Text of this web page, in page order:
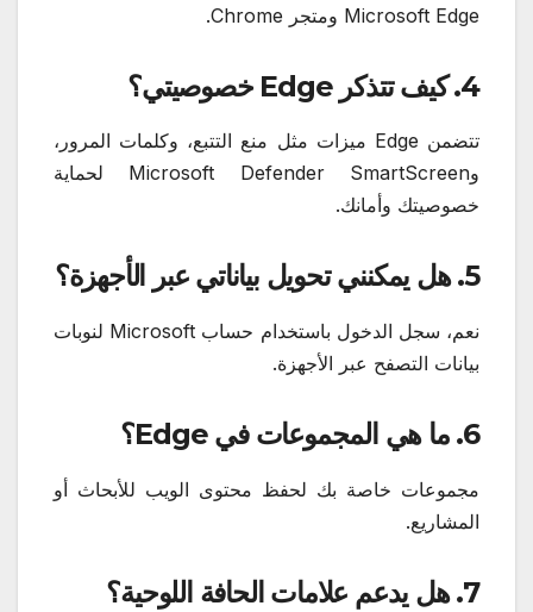
Microsoft Edge ومتجر Chrome.
4. كيف تتذكر Edge خصوصيتي؟
تتضمن Edge ميزات مثل منع التتبع، وكلمات المرور،
وMicrosoft Defender SmartScreen لحماية
خصوصيتك وأمانك.
5. هل يمكنني تحويل بياناتي عبر الأجهزة؟
نعم، سجل الدخول باستخدام حساب Microsoft لنوبات
بيانات التصفح عبر الأجهزة.
6. ما هي المجموعات في Edge؟
مجموعات خاصة بك لحفظ محتوى الويب للأبحاث أو
المشاريع.
7. هل يدعم علامات الحافة اللوحية؟